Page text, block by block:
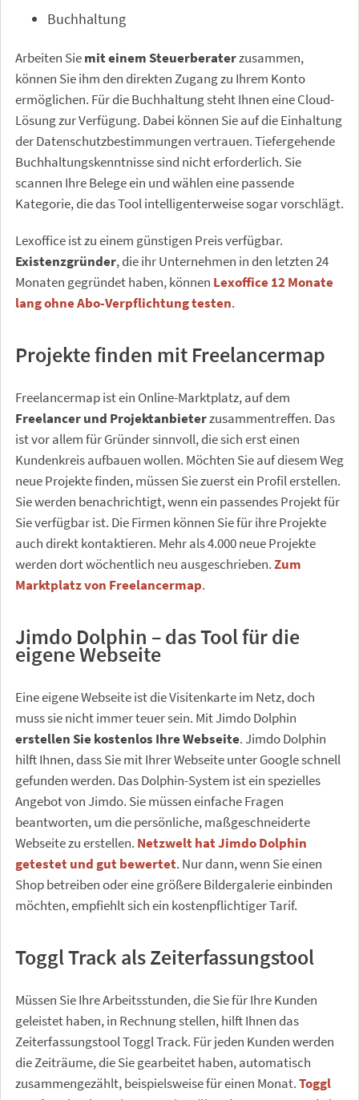
Buchhaltung
Arbeiten Siemit einem Steuerberaterzusammen,
können Sie ihm den direkten Zugang zu Ihrem Konto
ermöglichen. Für die Buchhaltung steht Ihnen eine Cloud-
Lösung zur Verfügung. Dabei können Sie auf die Einhaltung
der Datenschutzbestimmungen vertrauen. Tiefergehende
Buchhaltungskenntnisse sind nicht erforderlich. Sie
scannen Ihre Belege ein und wählen eine passende
Kategorie, die das Tool intelligenterweise sogar vorschlägt.
Lexoffice ist zu einem günstigen Preis verfügbar.
Existenzgründer, die ihr Unternehmen in den letzten 24
Monaten gegründet haben, können Lexoffice 12 Monate
lang ohne Abo-Verpflichtung testen.
Projekte finden mit Freelancermap
Freelancermap ist ein Online-Marktplatz, auf dem
Freelancer und Projektanbieterzusammentreffen. Das
ist vor allem für Gründer sinnvoll, die sich erst einen
Kundenkreis aufbauen wollen. Möchten Sie auf diesem Weg
neue Projekte finden, müssen Sie zuerst ein Profil erstellen.
Sie werden benachrichtigt, wenn ein passendes Projekt für
Sie verfügbar ist. Die Firmen können Sie für ihre Projekte
auch direkt kontaktieren. Mehr als 4.000 neue Projekte
werden dort wöchentlich neu ausgeschrieben.Zum
Marktplatz von Freelancermap.
Jimdo Dolphin – das Tool für die
eigene Webseite
Eine eigene Webseite ist die Visitenkarte im Netz, doch
muss sie nicht immer teuer sein. Mit Jimdo Dolphin
erstellen Sie kostenlos Ihre Webseite. Jimdo Dolphin
hilft Ihnen, dass Sie mit Ihrer Webseite unter Google schnell
gefunden werden. Das Dolphin-System ist ein spezielles
Angebot von Jimdo. Sie müssen einfache Fragen
beantworten, um die persönliche, maßgeschneiderte
Webseite zu erstellen. Netzwelt hat Jimdo Dolphin
getestet und gut bewertet. Nur dann, wenn Sie einen
Shop betreiben oder eine größere Bildergalerie einbinden
möchten, empfiehlt sich ein kostenpflichtiger Tarif.
Toggl Track als Zeiterfassungstool
Müssen Sie Ihre Arbeitsstunden, die Sie für Ihre Kunden
geleistet haben, in Rechnung stellen, hilft Ihnen das
Zeiterfassungstool Toggl Track. Für jeden Kunden werden
die Zeiträume, die Sie gearbeitet haben, automatisch
zusammengezählt, beispielsweise für einen Monat.Toggl